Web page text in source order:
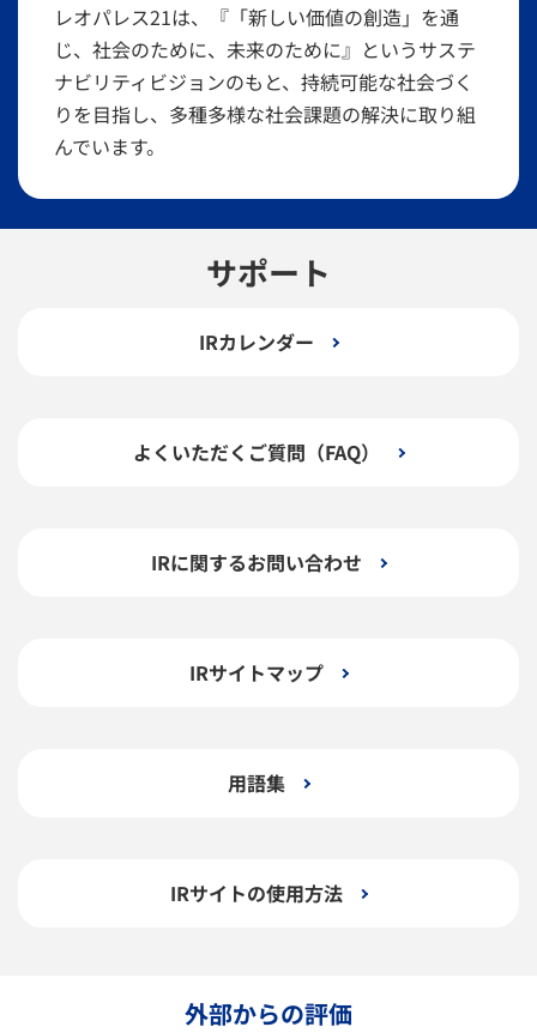
レオパレス21は、『「新しい価値の創造」を通
じ、社会のために、未来のために』というサステ
ナビリティビジョンのもと、持続可能な社会づく
りを目指し、多種多様な社会課題の解決に取り組
んでいます。
サポート
IRカレンダー
よくいただくご質問（FAQ）
IRに関するお問い合わせ
IRサイトマップ
用語集
IRサイトの使用方法
外部からの評価